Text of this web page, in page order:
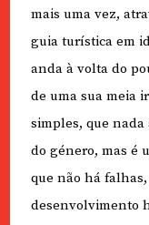
mais uma vez,
guia turística em
anda à volta do
de uma sua meia
simples, que nada
do género, mas é
que não há
desenvolvimento